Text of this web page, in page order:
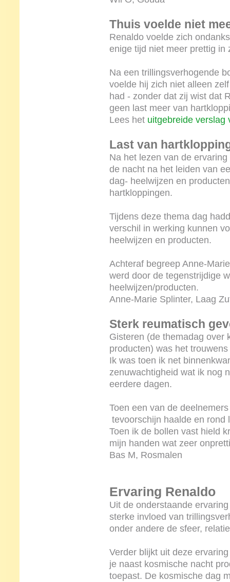
Thuis voelde niet
Renaldo voelde zich
enige tijd niet meer prettig in
Na een trillingsverhogende
voelde hij zich niet alleen
had - zonder dat zij wist dat
geen last meer van
Lees het uitgebreide verslag
Last van
Na het lezen van de
de nacht na het leiden van
dag- heelwijzen en
hartkloppingen.
Tijdens deze thema dag
verschil in werking kunnen
heelwijzen en producten.
Achteraf begreep Anne-
werd door de tegenstrijdige
heelwijzen/producten.
Anne-Marie Splinter, Laag
Sterk reumatisch
Gisteren (de themadag over
producten) was het
Ik was toen ik net
zenuwachtigheid wat ik nog
eerdere dagen.
Toen een van de
tevoorschijn haalde en rond
Toen ik de bollen vast hield
mijn handen wat zeer
Bas M, Rosmalen
Ervaring Renaldo
Uit de onderstaande
sterke invloed van
onder andere de sfeer,
Verder blijkt uit deze
je naast kosmische nacht
toepast. De kosmische dag